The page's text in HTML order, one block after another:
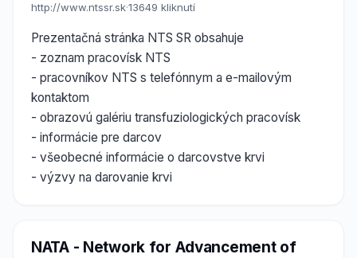
http://www.ntssr.sk·13649 kliknutí
Prezentačná stránka NTS SR obsahuje
- zoznam pracovísk NTS
- pracovníkov NTS s telefónnym a e-mailovým
kontaktom
- obrazovú galériu transfuziologických pracovísk
- informácie pre darcov
- všeobecné informácie o darcovstve krvi
- výzvy na darovanie krvi
NATA - Network for Advancement of